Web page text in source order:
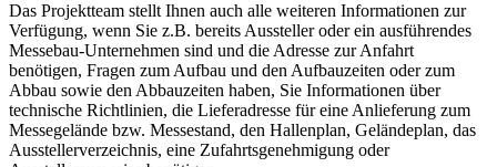
Eingang West
Nehmen Sie die S1 am Hamburg Airport und fahren bis
Barmbek. In Barmbek steigen Sie um in die U3 und fahren bis
Sternschanze (Messe).
Die Fahrt mit dem Taxi vom Flughafen zur Messe dauert ca. 20
Das Projektteam stellt Ihnen auch alle weiteren Informationen zur
Verfügung, wenn Sie z.B. bereits Aussteller oder ein ausführendes
Messebau-Unternehmen sind und die Adresse zur Anfahrt
benötigen, Fragen zum Aufbau und den Aufbauzeiten oder zum
Abbau sowie den Abbauzeiten haben, Sie Informationen über
technische Richtlinien, die Lieferadresse für eine Anlieferung zum
Messegelände bzw. Messestand, den Hallenplan, Geländeplan, das
Ausstellerverzeichnis, eine Zufahrtsgenehmigung oder